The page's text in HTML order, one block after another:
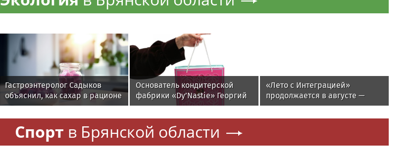
Гастроэнтеролог Садыков
объяснил, как сахар в рационе
ускоряет изнашивание тканей
Основатель кондитерской
фабрики «Dy’Nastie» Георгий
Хачинян: как необычные
добавки в шоколаде реально
работают, а какие - маркетинг
«Лето с Интеграцией»
продолжается в августе —
заключительный месяц
программы
Спорт в Брянской области